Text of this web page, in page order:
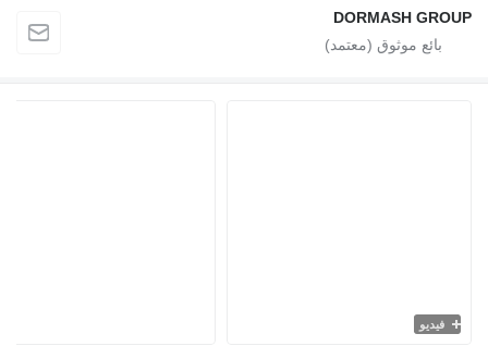
DORMASH GROUP
فيديو